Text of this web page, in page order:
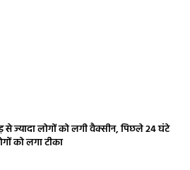
ज्यादा लोगों को लगी वैक्सीन, पिछले 24 घंटे
को लगा टीका